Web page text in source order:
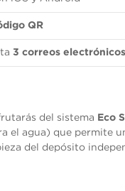
QR
3 correos electrónicos
del sistema Eco
el agua) que permite
del depósito